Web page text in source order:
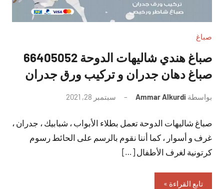
صباغ
صباغ هندي شاليهات الدوحة 66405052
صباغ دهان جدران و تركيب ورق جدران
بواسطة Ammar Alkurdi سبتمبر 28, 2021
تعليقات
صباغ شاليهات الدوحة تعمل بطلاء الأبواب ، شبابيك ، جدران ،
غرف و أسوار ، كما أننا نقوم بالرسم على الحائط رسوم
كرتونية لغرف الأطفال […]
تابع القراءة